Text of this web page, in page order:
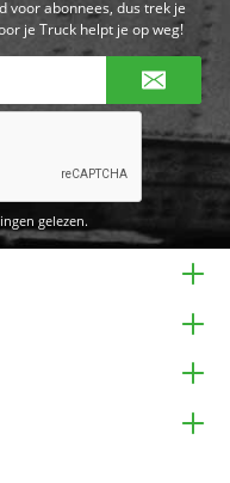
voor abonnees, dus trek je
je Truck helpt je op weg!
gelezen.